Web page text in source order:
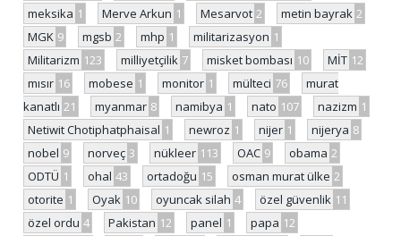
meksika 1 Merve Arkun 1 Mesarvot 2 metin bayrak 2
MGK 9 mgsb 2 mhp 1 militarizasyon 1
Militarizm 123 milliyetçilik 7 misket bombası 10 MİT 12
mısır 16 mobese 1 monitor 1 mülteci 76
murat
kanatlı 21 myanmar 8 namibya 1 nato 107 nazizm 1
Netiwit Chotiphatphaisal 1 newroz 1 nijer 1 nijerya 8
nobel 9 norveç 3 nükleer 113 OAC 9 obama 2
ODTÜ 1 ohal 43 ortadoğu 15 osman murat ülke 2
otorite 1 Oyak 10 oyuncak silah 4 özel güvenlik 11
özel ordu 4 Pakistan 12 panel 1 papa 12